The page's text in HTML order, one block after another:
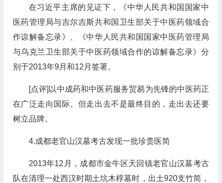
在习近平主席的见证下，《中华人民共和国国家中
医药管理局与吉尔吉斯共和国卫生部关于中医药领域合
作谅解备忘录》、《中华人民共和国国家中医药管理局
与乌克兰卫生部关于中医药领域合作的谅解备忘录》分
别于2013年9月和12月签署。
[点评]以中成药和中医药服务贸易为先锋的中医药正
在广泛走向国际。但走出去不是最终目的，走出去还要
树立品牌。
4.成都老官山汉墓考古发现一批珍贵医简
2013年12月，成都市金牛区天回镇老官山汉墓考古
队在清理一处西汉时期土坑木椁墓时，出土920支竹简，